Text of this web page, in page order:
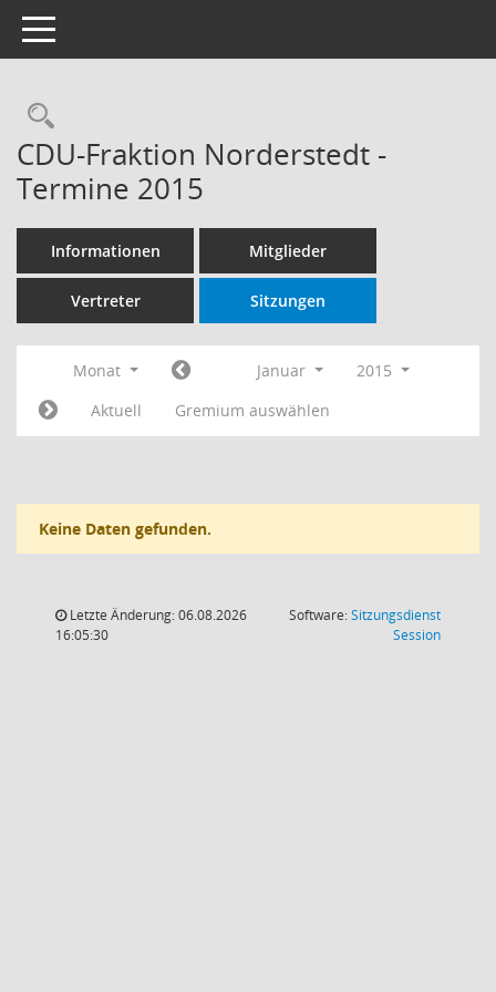
Toggle navigation
Rechercheauswahl
CDU-Fraktion Norderstedt -
Termine 2015
Informationen Mitglieder
Vertreter Sitzungen
Monat Januar
2015
Aktuell
Gremium auswählen
Keine Daten gefunden.
Letzte Änderung: 06.08.2026
16:05:30
Software:Sitzungsdienst
Session(Wird in